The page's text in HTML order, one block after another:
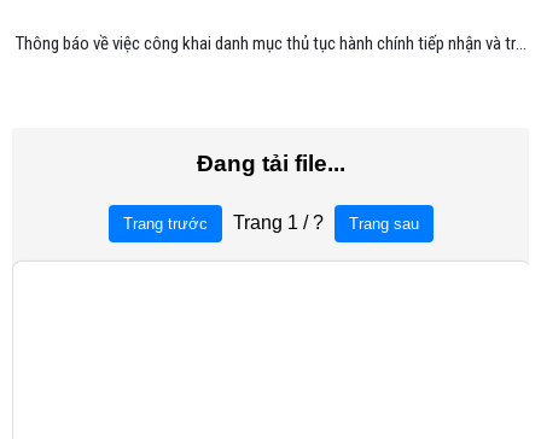
Thông báo về việc công khai danh mục thủ tục hành chính tiếp nhận và trả kết quả tại Trung tâm Phục vụ hành chính công xã Định Hóa